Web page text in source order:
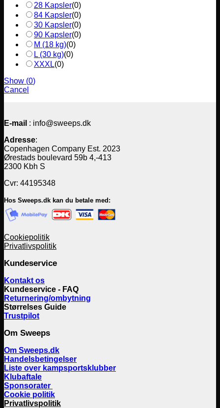
28 Kapsler(0)
84 Kapsler(0)
30 Kapsler(0)
90 Kapsler(0)
M (18 kg)(0)
L (30 kg)(0)
XXXL(0)
Show (0)
Cancel
E-mail : info@sweeps.dk
Adresse:
Copenhagen Company Est. 2023
Ørestads boulevard 59b 4,-413
2300 Kbh S
Cvr: 44195348
Hos Sweeps.dk kan du betale med:
Cookiepolitik
Privatlivspolitik
Kundeservice
Kontakt os
Kundeservice - FAQ
Returnering/ombytning
Størrelses Guide
Trustpilot
Om Sweeps
Om Sweeps.dk
Handelsbetingelser
Liste over kampsportsklubber
Klubaftale
Sponsorater
Cookie politik
Privatlivspolitik